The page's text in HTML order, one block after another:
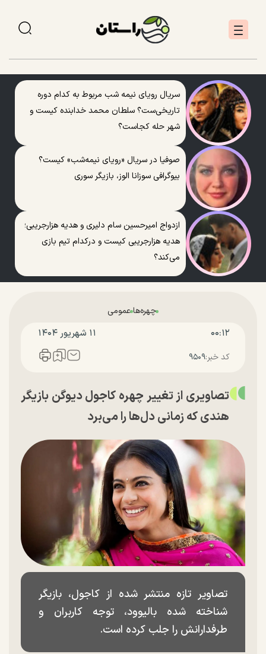
سریال رویای نیمه شب مربوط به کدام دوره
تاریخی‌ست؟ سلطان محمد خدابنده کیست و
شهر حله کجاست؟
صوفیا در سریال «رویای نیمه‌شب» کیست؟
بیوگرافی سوزانا الوز، بازیگر سوری
ازدواج امیرحسین سام دلیری و هدیه هزارجریبی؛
هدیه هزارجریبی کیست و درکدام تیم بازی
می‌کند؟
چهره‌هاعمومی
۰۰:۱۲ ۱۱ شهريور ۱۴۰۴
کد خبر:۹۵۰۹
تصاویری از تغییر چهره کاجول دیوگن بازیگر
هندی که زمانی دل‌ها را می‌برد
تصاویر تازه منتشر شده از کاجول، بازیگر
شناخته شده بالیوود، توجه کاربران و
طرفدارانش را جلب کرده است.